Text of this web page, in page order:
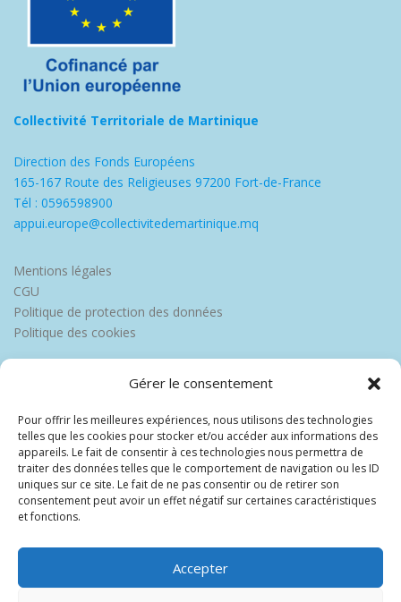
Gérer le consentement
Pour offrir les meilleures expériences, nous utilisons des technologies
telles que les cookies pour stocker et/ou accéder aux informations des
appareils. Le fait de consentir à ces technologies nous permettra de
traiter des données telles que le comportement de navigation ou les ID
uniques sur ce site. Le fait de ne pas consentir ou de retirer son
consentement peut avoir un effet négatif sur certaines caractéristiques
et fonctions.
Accepter
Collectivité Territoriale de Martinique
Direction des Fonds Européens
165-167 Route des Religieuses 97200 Fort-de-France
Tél : 0596598900
appui.europe@collectivitedemartinique.mq
Mentions légales
CGU
Politique de protection des données
Politique des cookies